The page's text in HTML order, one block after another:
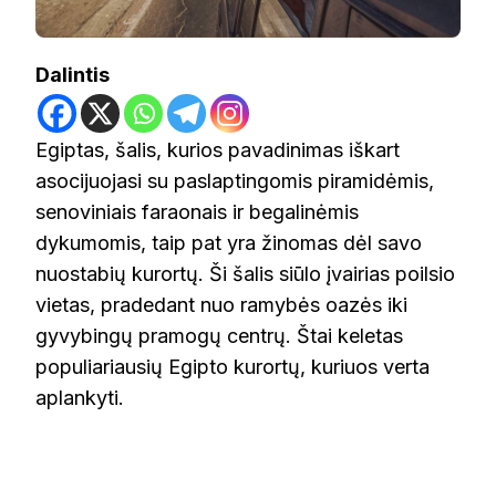
Dalintis
Egiptas, šalis, kurios pavadinimas iškart
asocijuojasi su paslaptingomis piramidėmis,
senoviniais faraonais ir begalinėmis
dykumomis, taip pat yra žinomas dėl savo
nuostabių kurortų. Ši šalis siūlo įvairias poilsio
vietas, pradedant nuo ramybės oazės iki
gyvybingų pramogų centrų. Štai keletas
populiariausių Egipto kurortų, kuriuos verta
aplankyti.